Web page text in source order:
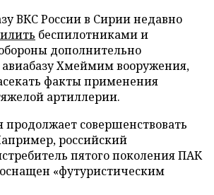
ВКС России в Сирии недавно
беспилотниками и
дополнительно
авиабазу Хмеймим вооружения,
факты применения
артиллерии.
продолжает совершенствовать
российский
пятого поколения ПАК
«футуристическим